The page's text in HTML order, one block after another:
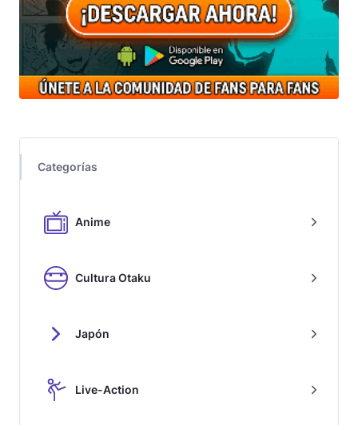
Categorías
Anime
Cultura Otaku
Japón
Live-Action